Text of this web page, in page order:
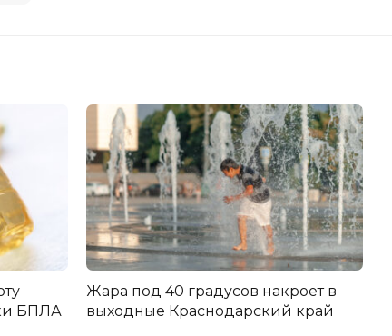
БПЛА
Жара под 40 градусов накроет в
выходные Краснодарский край